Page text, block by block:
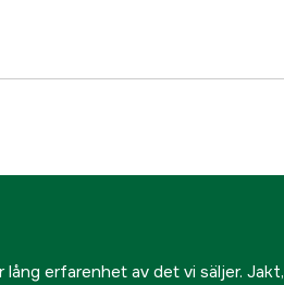
lång erfarenhet av det vi säljer. Jakt,